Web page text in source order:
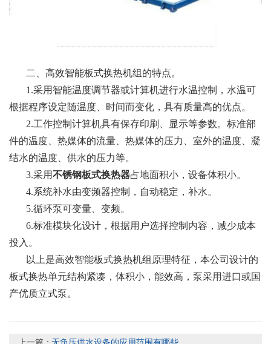
二、高效智能板式换热机组的特点。
1.采用智能温度调节器或计算机进行水温控制，水温可
根据程序设定随温度、时间而变化，具有质量高的优点。
2.工作控制计算机具有保存印刷、显示等参数。标准部
件的温度、热媒体的流量、热媒体的压力、室外的温度、凝
结水的温度、供水的压力等。
3.采用不锈钢板式换热器占地面积小，设备体积小。
4.系统补水由变频器控制，自动稳定，补水。
5.循环泵可变量、变频。
6.标准模块化设计，根据用户选择控制内容，减少成本
投入。
以上是高效智能板式换热机组原理特征，本公司设计的
板式换热单元结构紧凑，体积小，能效高，泵采用进口或国
产优质立式泵。